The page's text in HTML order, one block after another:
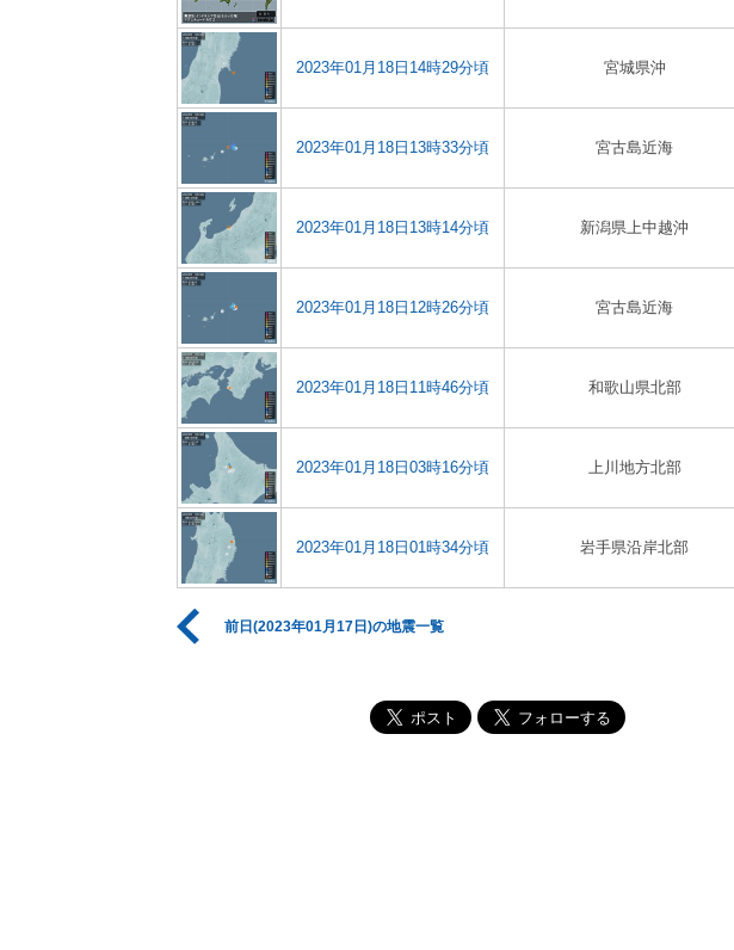
2023年01月18日14時29分頃 宮城県沖
2023年01月18日13時33分頃 宮古島近海
2023年01月18日13時14分頃 新潟県上中越沖
2023年01月18日12時26分頃 宮古島近海
2023年01月18日11時46分頃 和歌山県北部
2023年01月18日03時16分頃 上川地方北部
2023年01月18日01時34分頃 岩手県沿岸北部
前日(2023年01月17日)の地震一覧